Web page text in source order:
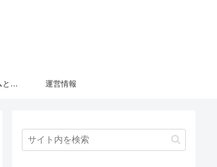
ラウンジドットコムとは？ 運営情報